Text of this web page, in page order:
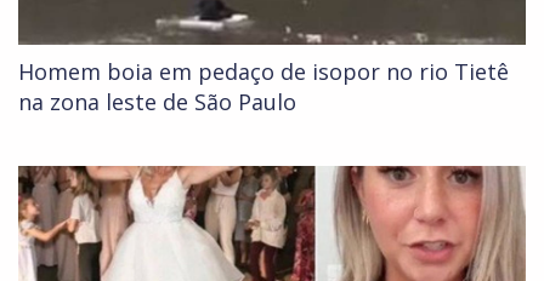
Homem boia em pedaço de isopor no rio Tietê
na zona leste de São Paulo